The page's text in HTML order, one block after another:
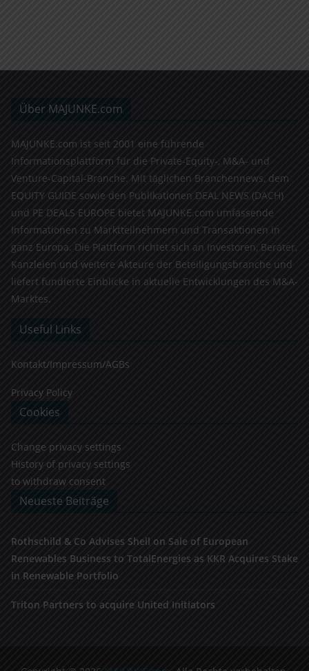
Über MAJUNKE.com
MAJUNKE.com ist seit 2001 eine führende
Informationsplattform für die Private-Equity-, M&A- und
Venture-Capital-Branche. Mit täglichen Branchennews, dem
EQUITY GUIDE sowie den Publikationen DEAL NEWS (DACH)
und PE DEALS EUROPE bietet MAJUNKE.com umfassende
Informationen zu Marktteilnehmern und Transaktionen in
ganz Europa. Die Plattform richtet sich an Investoren, Berater,
Kanzleien und weitere Akteure der Beteiligungsbranche und
liefert fundierte Einblicke in aktuelle Entwicklungen des M&A-
Marktes.
Useful Links
Kontakt/Impressum/AGBs
Privacy Policy
Cookies
Change privacy settings
History of privacy settings
to withdraw consent
Neueste Beiträge
Rothschild & Co Advises Shell on Sale of European
Renewables Business to TotalEnergies as KKR Acquires Stake
in Renewable Portfolio
Triton Partners to acquire United Initiators